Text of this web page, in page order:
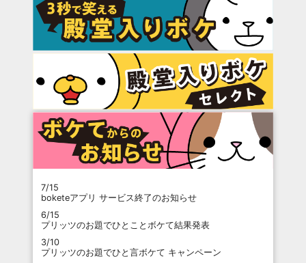
7/15
boketeアプリ サービス終了のお知らせ
6/15
プリッツのお題でひとことボケて結果発表
3/10
プリッツのお題でひと言ボケて キャンペーン